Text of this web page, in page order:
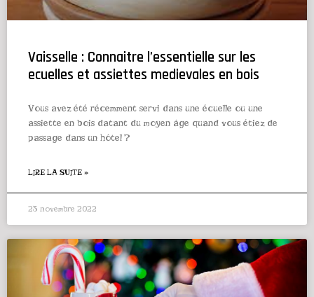
Vaisselle : Connaitre l’essentielle sur les
ecuelles et assiettes medievales en bois
Vous avez été récemment servi dans une écuelle ou une
assiette en bois datant du moyen âge quand vous étiez de
passage dans un hôtel ?
LIRE LA SUITE »
23 novembre 2022